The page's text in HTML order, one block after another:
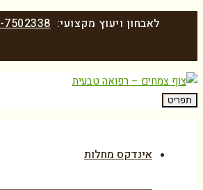
לאבחון ויעוץ מקצועי:7502338
תפריט
אינדקס מחלות